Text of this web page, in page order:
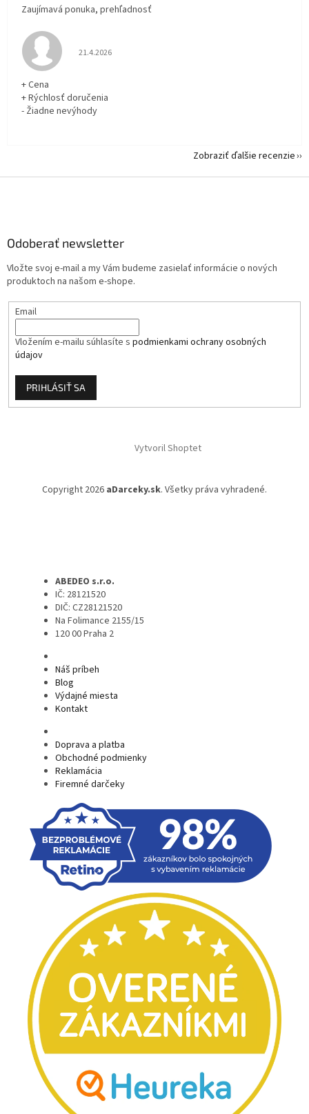
Zaujímavá ponuka, prehľadnosť
Hodnotenie obchodu je 5 z 5 hviezdičiek.
21.4.2026
+ Cena
+ Rýchlosť doručenia
- Žiadne nevýhody
Zobraziť ďalšie recenzie
Odoberať newsletter
Vložte svoj e-mail a my Vám budeme zasielať informácie o nových
produktoch na našom e-shope.
Email
Vložením e-mailu súhlasíte s podmienkami ochrany osobných
údajov
PRIHLÁSIŤ SA
Vytvoril Shoptet
Copyright 2026 aDarceky.sk. Všetky práva vyhradené.
ABEDEO s.r.o.
IČ: 28121520
DIČ: CZ28121520
Na Folimance 2155/15
120 00 Praha 2
Náš príbeh
Blog
Výdajné miesta
Kontakt
Doprava a platba
Obchodné podmienky
Reklamácia
Firemné darčeky